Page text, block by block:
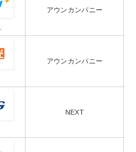
アウンカンパニー
アウンカンパニー
NEXT